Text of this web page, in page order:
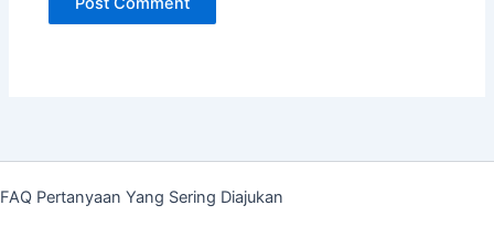
FAQ Pertanyaan Yang Sering Diajukan